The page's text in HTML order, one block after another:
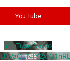
You Tube
YouTube Video